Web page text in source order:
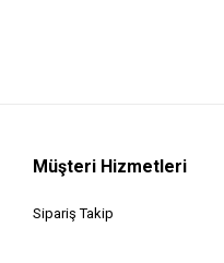
Müşteri Hizmetleri
Sipariş Takip